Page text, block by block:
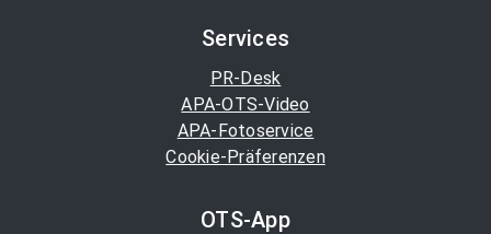
Services
PR-Desk
APA-OTS-Video
APA-Fotoservice
Cookie-Präferenzen
OTS-App